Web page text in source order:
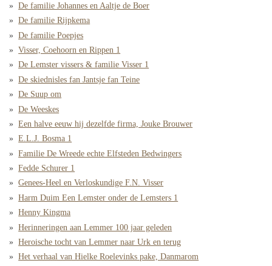
De familie Johannes en Aaltje de Boer
De familie Rijpkema
De familie Poepjes
Visser, Coehoorn en Rippen 1
De Lemster vissers & familie Visser 1
De skiednisles fan Jantsje fan Teine
De Suup om
De Weeskes
Een halve eeuw hij dezelfde firma, Jouke Brouwer
E.L.J. Bosma 1
Familie De Wreede echte Elfsteden Bedwingers
Fedde Schurer 1
Genees-Heel en Verloskundige F.N. Visser
Harm Duim Een Lemster onder de Lemsters 1
Henny Kingma
Herinneringen aan Lemmer 100 jaar geleden
Heroische tocht van Lemmer naar Urk en terug
Het verhaal van Hielke Roelevinks pake, Danmarom